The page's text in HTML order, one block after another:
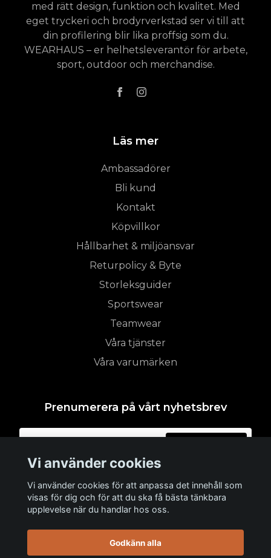
med rätt design, funktion och kvalitet. Med
eget tryckeri och brodyrverkstad ser vi till att
din profilering blir lika proffsig som du.
WEARHAUS – er helhetsleverantör för arbete,
sport, outdoor och merchandise.
Läs mer
Ambassadörer
Bli kund
Kontakt
Köpvillkor
Hållbarhet & miljöansvar
Returpolicy & Byte
Storleksguider
Sportswear
Teamwear
Våra tjänster
Våra varumärken
Prenumerera på vårt nyhetsbrev
Vi använder cookies
Vi använder cookies för att anpassa det innehåll som
visas för dig och för att du ska få bästa tänkbara
upplevelse när du handlar hos oss.
Godkänn alla